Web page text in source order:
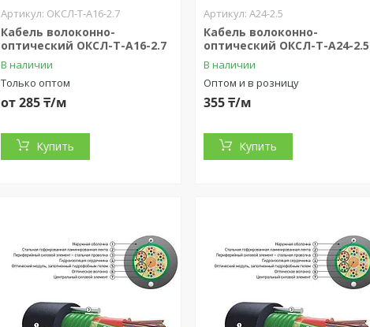
ОКСЛ-Т-А16-2.7
Кабель волоконно-
оптический ОКСЛ-Т-А16-2.7
В наличии
Только оптом
от 285 ₸/м
Купить
А24-2.5
Кабель волоконно-
оптический ОКСЛ-Т-А24-2.5
В наличии
Оптом и в розницу
355 ₸/м
Купить